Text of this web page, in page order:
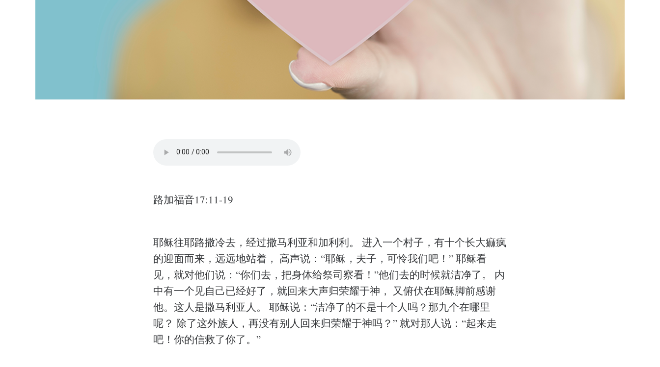
路加福音17:11-19
耶稣往耶路撒冷去，经过撒马利亚和加利利。 进入一个村子，有十个长大痲疯
的迎面而来，远远地站着， 高声说：“耶稣，夫子，可怜我们吧！” 耶稣看
见，就对他们说：“你们去，把身体给祭司察看！”他们去的时候就洁净了。 内
中有一个见自己已经好了，就回来大声归荣耀于神， 又俯伏在耶稣脚前感谢
他。这人是撒马利亚人。 耶稣说：“洁净了的不是十个人吗？那九个在哪里
呢？ 除了这外族人，再没有别人回来归荣耀于神吗？” 就对那人说：“起来走
吧！你的信救了你了。”